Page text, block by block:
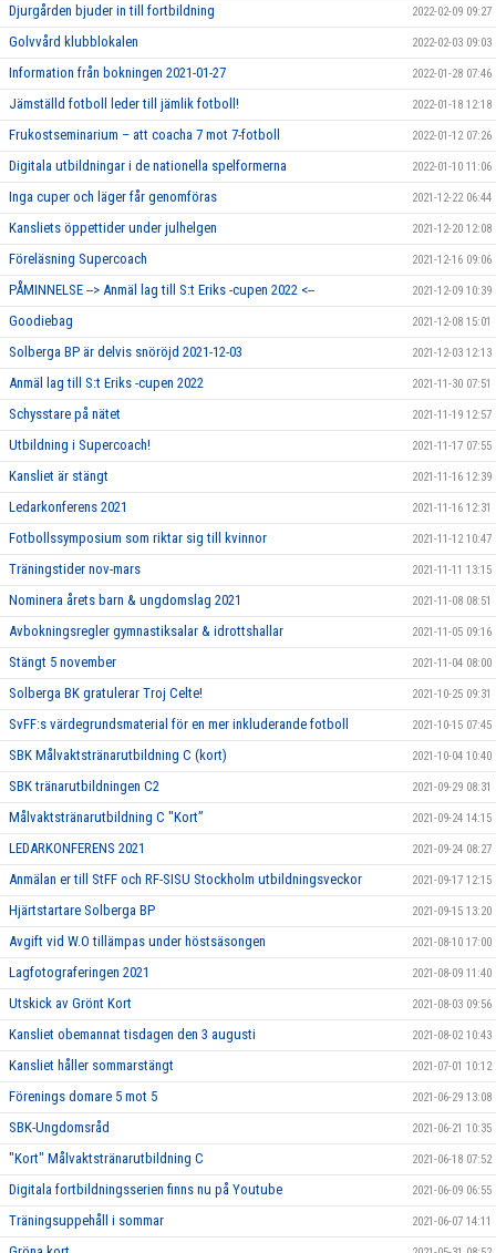
Djurgården bjuder in till fortbildning 2022-02-09 09:27
Golvvård klubblokalen 2022-02-03 09:03
Information från bokningen 2021-01-27 2022-01-28 07:46
Jämställd fotboll leder till jämlik fotboll! 2022-01-18 12:18
Frukostseminarium – att coacha 7 mot 7-fotboll 2022-01-12 07:26
Digitala utbildningar i de nationella spelformerna 2022-01-10 11:06
Inga cuper och läger får genomföras 2021-12-22 06:44
Kansliets öppettider under julhelgen 2021-12-20 12:08
Föreläsning Supercoach 2021-12-16 09:06
PÅMINNELSE --> Anmäl lag till S:t Eriks -cupen 2022 <-- 2021-12-09 10:39
Goodiebag 2021-12-08 15:01
Solberga BP är delvis snöröjd 2021-12-03 2021-12-03 12:13
Anmäl lag till S:t Eriks -cupen 2022 2021-11-30 07:51
Schysstare på nätet 2021-11-19 12:57
Utbildning i Supercoach! 2021-11-17 07:55
Kansliet är stängt 2021-11-16 12:39
Ledarkonferens 2021 2021-11-16 12:31
Fotbollssymposium som riktar sig till kvinnor 2021-11-12 10:47
Träningstider nov-mars 2021-11-11 13:15
Nominera årets barn & ungdomslag 2021 2021-11-08 08:51
Avbokningsregler gymnastiksalar & idrottshallar 2021-11-05 09:16
Stängt 5 november 2021-11-04 08:00
Solberga BK gratulerar Troj Celte! 2021-10-25 09:31
SvFF:s värdegrundsmaterial för en mer inkluderande fotboll 2021-10-15 07:45
SBK Målvaktstränarutbildning C (kort) 2021-10-04 10:40
SBK tränarutbildningen C2 2021-09-29 08:31
Målvaktstränarutbildning C "Kort” 2021-09-24 14:15
LEDARKONFERENS 2021 2021-09-24 08:27
Anmälan er till StFF och RF-SISU Stockholm utbildningsveckor 2021-09-17 12:15
Hjärtstartare Solberga BP 2021-09-15 13:20
Avgift vid W.O tillämpas under höstsäsongen 2021-08-10 17:00
Lagfotograferingen 2021 2021-08-09 11:40
Utskick av Grönt Kort 2021-08-03 09:56
Kansliet obemannat tisdagen den 3 augusti 2021-08-02 10:43
Kansliet håller sommarstängt 2021-07-01 10:12
Förenings domare 5 mot 5 2021-06-29 13:08
SBK-Ungdomsråd 2021-06-21 10:35
"Kort" Målvaktstränarutbildning C 2021-06-18 07:52
Digitala fortbildningsserien finns nu på Youtube 2021-06-09 06:55
Träningsuppehåll i sommar 2021-06-07 14:11